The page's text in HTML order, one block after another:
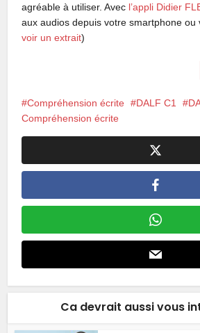
agréable à utiliser. Avec l’appli Didier
aux audios depuis votre smartphone ou
voir un extrait)
Compréhension écrite DALF C1
Compréhension écrite
Ca devrait aussi vous